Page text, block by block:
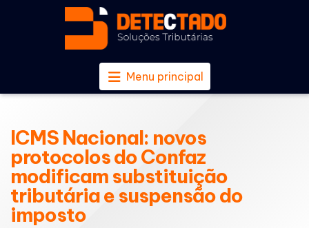
Menu principal
ICMS Nacional: novos
protocolos do Confaz
modificam substituição
tributária e suspensão do
imposto